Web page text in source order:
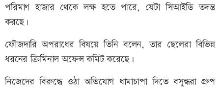
পরিমাণ হাজার থেকে লক্ষ হতে পারে, যেটা সিআইডি তদন্ত
করছে।
ফৌজদারি অপরাধের বিষয়ে তিনি বলেন, তার ছেলেরা বিভিন্ন
ধরনের ক্রিমিনাল অফেন্স কমিট করেছে।
নিজেদের বিরুদ্ধে ওঠা অভিযোগ ধামাচাপা দিতে বসুন্ধরা গ্রুপ